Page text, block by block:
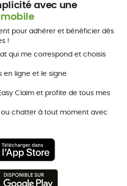
avec une
mobile
pour adhérer et bénéficier dès
!
qui me correspond et choisis
en ligne et le signe
Claim et profite de tous mes
chatter à tout moment avec